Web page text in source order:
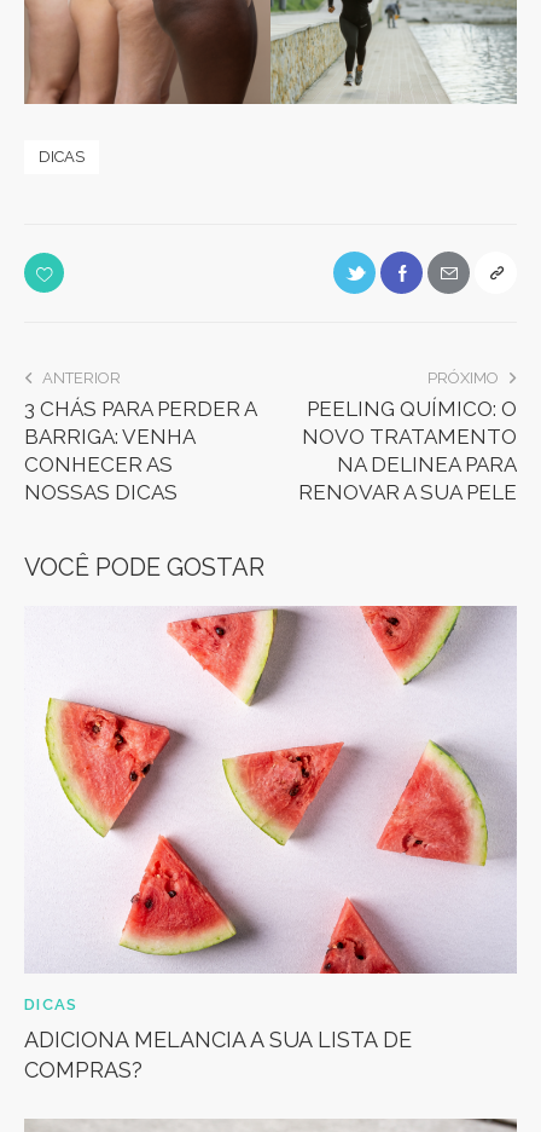
DICAS
ANTERIOR
3 CHÁS PARA PERDER A
BARRIGA: VENHA
CONHECER AS
NOSSAS DICAS
PRÓXIMO
PEELING QUÍMICO: O
NOVO TRATAMENTO
NA DELINEA PARA
RENOVAR A SUA PELE
VOCÊ PODE GOSTAR
DICAS
ADICIONA MELANCIA A SUA LISTA DE
COMPRAS?